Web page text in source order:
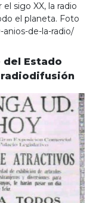
sigo XX, la radio
el planeta. Foto
de-la-radio/
del Estado